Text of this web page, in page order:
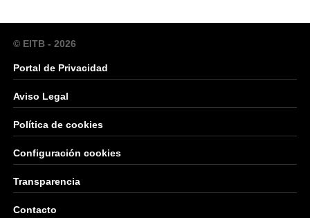
© EITB - 2026
Portal de Privacidad
Aviso Legal
Política de cookies
Configuración cookies
Transparencia
Contacto